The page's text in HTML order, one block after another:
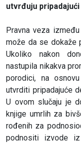
utvrđuju
Pravna veza
može da se dokaže
Ukoliko nakon
nastupila nikakva
porodici, na
utvrditi pripadajuće
U ovom slučaju je
knjige umrlih za
rođenih za
podnositi izvode